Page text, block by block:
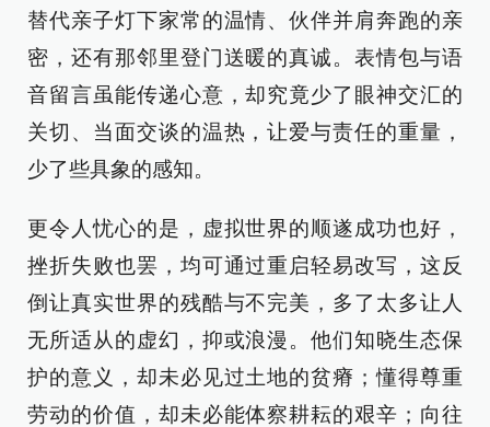
替代亲子灯下家常的温情、伙伴并肩奔跑的亲
密，还有那邻里登门送暖的真诚。表情包与语
音留言虽能传递心意，却究竟少了眼神交汇的
关切、当面交谈的温热，让爱与责任的重量，
少了些具象的感知。
更令人忧心的是，虚拟世界的顺遂成功也好，
挫折失败也罢，均可通过重启轻易改写，这反
倒让真实世界的残酷与不完美，多了太多让人
无所适从的虚幻，抑或浪漫。他们知晓生态保
护的意义，却未必见过土地的贫瘠；懂得尊重
劳动的价值，却未必能体察耕耘的艰辛；向往